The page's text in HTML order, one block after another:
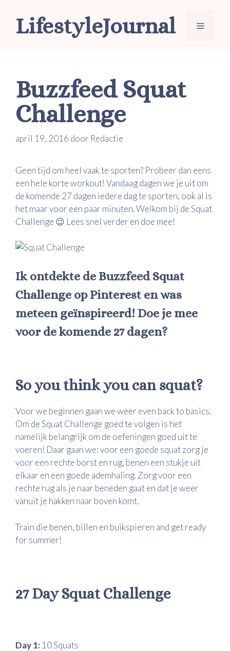
LifestyleJournal Menu
Buzzfeed Squat
Challenge
april 19, 2016 door Redactie
Geen tijd om heel vaak te sporten? Probeer dan eens
een hele korte workout! Vandaag dagen we je uit om
de komende 27 dagen iedere dag te sporten, ook al is
het maar voor een paar minuten. Welkom bij de Squat
Challenge 😉 Lees snel verder en doe mee!
Ik ontdekte de Buzzfeed Squat
Challenge op Pinterest en was
meteen geïnspireerd! Doe je mee
voor de komende 27 dagen?
So you think you can squat?
Voor we beginnen gaan we weer even back to basics.
Om de Squat Challenge goed te volgen is het
namelijk belangrijk om de oefeningen goed uit te
voeren! Daar gaan we: voor een goede squat zorg je
voor een rechte borst en rug, benen een stukje uit
elkaar en een goede ademhaling. Zorg voor een
rechte rug als je naar beneden gaat en dat je weer
vanuit je hakken naar boven komt.
Train die benen, billen en buikspieren and get ready
for summer!
27 Day Squat Challenge
Day 1: 10 Squats